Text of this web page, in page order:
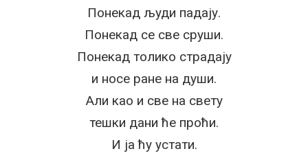
Понекад људи падају.
Понекад се све сруши.
Понекад толико страдају
и носе ране на души.
Али као и све на свету
тешки дани ће проћи.
И ја ћу устати.